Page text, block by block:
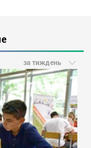
за тиждень